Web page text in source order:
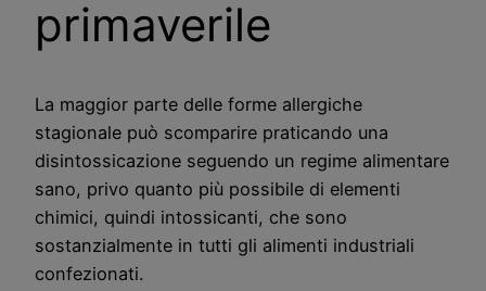
primaverile
La maggior parte delle forme allergiche
stagionale può scomparire praticando una
disintossicazione seguendo un regime alimentare
sano, privo quanto più possibile di elementi
chimici, quindi intossicanti, che sono
sostanzialmente in tutti gli alimenti industriali
confezionati.